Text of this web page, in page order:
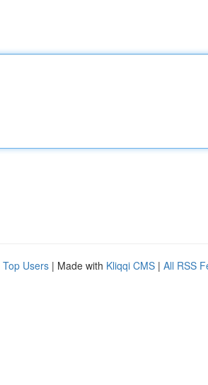
Top Users | Made with Kliqqi CMS | All RSS